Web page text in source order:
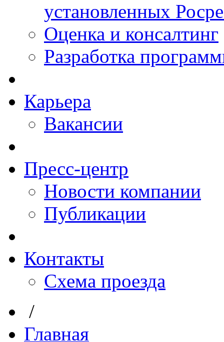
установленных
Оценка и консалтинг
Разработка
Карьера
Вакансии
Пресс-центр
Новости компании
Публикации
Контакты
Схема проезда
/
Главная